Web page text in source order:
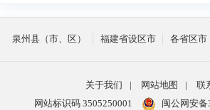
泉州县（市、区） 福建省设区市 各省区市
关于我们 | 网站地图 |
联
网站标识码 3505250001
闽公网安备